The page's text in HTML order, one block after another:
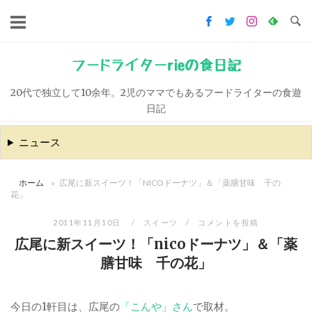
キ
ッ
フードライターrieの食日記
20代で独立して10余年。2児のママでもあるフードライターの食遊
日記
ニュース
ホーム » 広尾に新スイーツ！「NICOドーナツ」＆「薬膳甘味 千の
花」
2011年11月10日 スイーツ コメントを投稿
広尾に新スイーツ！「nicoドーナツ」＆「薬
膳甘味 千の花」
今日の1軒目は、広尾の 「こんや」さんで取材。